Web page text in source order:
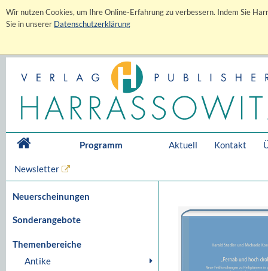
Wir nutzen Cookies, um Ihre Online-Erfahrung zu verbessern. Indem Sie
Sie in unserer Datenschutzerklärung
Programm Aktuell Kontakt
Newsletter
Neuerscheinungen
Sonderangebote
Themenbereiche
Antike